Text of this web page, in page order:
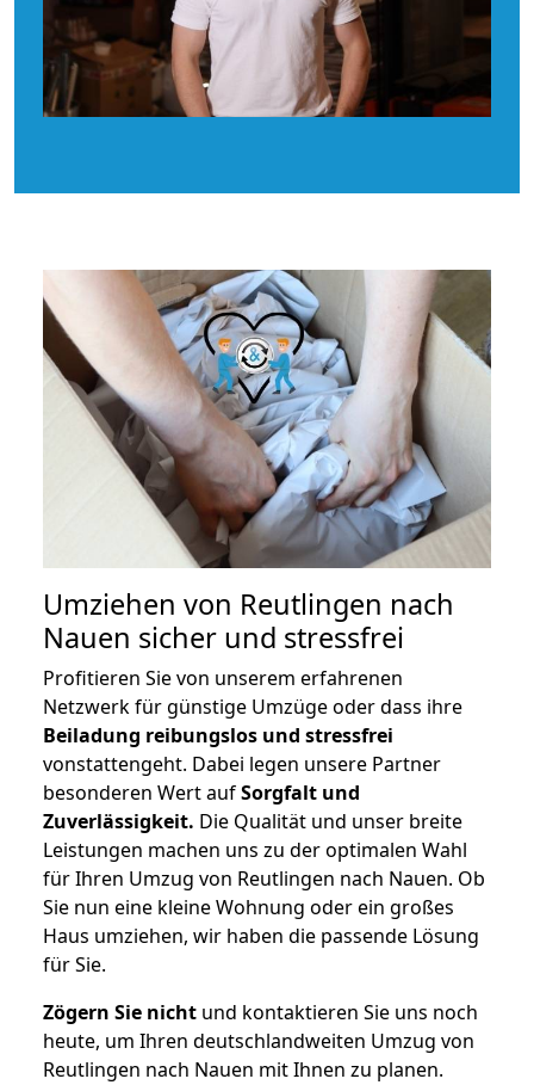
Umziehen von Reutlingen nach
Nauen sicher und stressfrei
Profitieren Sie von unserem erfahrenen
Netzwerk für günstige Umzüge oder dass ihre
Beiladung reibungslos und stressfrei
vonstattengeht. Dabei legen unsere Partner
besonderen Wert aufSorgfalt und
Zuverlässigkeit. Die Qualität und unser breite
Leistungen machen uns zu der optimalen Wahl
für Ihren Umzug von Reutlingen nach Nauen. Ob
Sie nun eine kleine Wohnung oder ein großes
Haus umziehen, wir haben die passende Lösung
für Sie.
Zögern Sie nicht und kontaktieren Sie uns noch
heute, um Ihren deutschlandweiten Umzug von
Reutlingen nach Nauen mit Ihnen zu planen.